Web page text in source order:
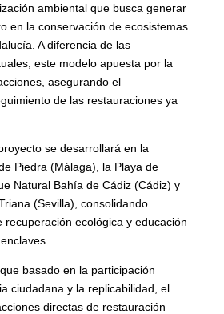
ambiental que busca generar
en la conservación de ecosistemas
A diferencia de las
este modelo apuesta por la
asegurando el
de las restauraciones ya
se desarrollará en la
Piedra (Málaga), la Playa de
Natural Bahía de Cádiz (Cádiz) y
(Sevilla), consolidando
recuperación ecológica y educación
basado en la participación
ciudadana y la replicabilidad, el
directas de restauración